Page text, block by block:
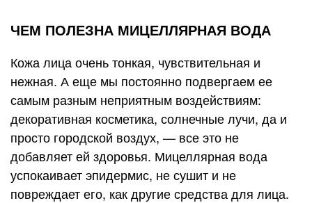
ЧЕМ ПОЛЕЗНА МИЦЕЛЛЯРНАЯ ВОДА
Кожа лица очень тонкая, чувствительная и
нежная. А еще мы постоянно подвергаем ее
самым разным неприятным воздействиям:
декоративная косметика, солнечные лучи, да и
просто городской воздух, — все это не
добавляет ей здоровья. Мицеллярная вода
успокаивает эпидермис, не сушит и не
повреждает его, как другие средства для лица.